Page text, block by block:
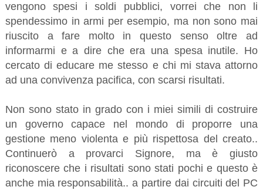
vengono spesi i soldi pubblici, vorrei che non li
spendessimo in armi per esempio, ma non sono mai
riuscito a fare molto in questo senso oltre ad
informarmi e a dire che era una spesa inutile. Ho
cercato di educare me stesso e chi mi stava attorno
ad una convivenza pacifica, con scarsi risultati.
Non sono stato in grado con i miei simili di costruire
un governo capace nel mondo di proporre una
gestione meno violenta e più rispettosa del creato..
Continuerò a provarci Signore, ma è giusto
riconoscere che i risultati sono stati pochi e questo è
anche mia responsabilità.. a partire dai circuiti del PC